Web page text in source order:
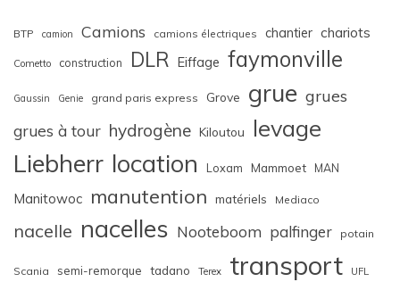
BTP camion Camions camions électriques chantier chariots
Cometto construction DLR Eiffage faymonville
Gaussin Genie grand paris express Grove grue grues
grues à tour hydrogène Kiloutou levage
Liebherr location Loxam Mammoet MAN
Manitowoc manutention matériels Mediaco
nacelle nacelles Nooteboom palfinger potain
Scania semi-remorque tadano Terex transport UFL